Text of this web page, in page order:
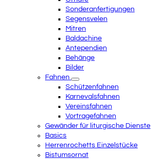
Sonderanfertigungen
Segensvelen
Mitren
Baldachine
Antependien
Behänge
Bilder
Fahnen
Schützenfahnen
Karnevalsfahnen
Vereinsfahnen
Vortragefahnen
Gewänder für liturgische Dienste
Basics
Herrenrochetts Einzelstücke
Bistumsornat